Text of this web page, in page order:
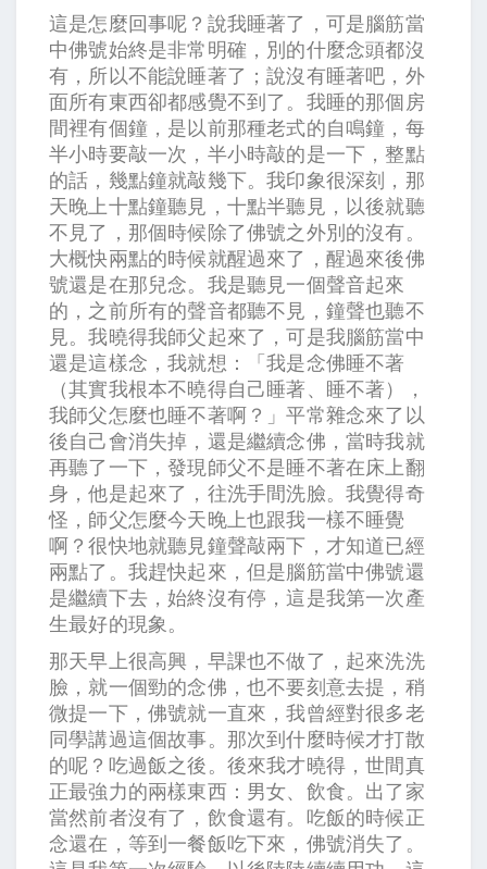
這是怎麼回事呢？說我睡著了，可是腦筋當
中佛號始終是非常明確，別的什麼念頭都沒
有，所以不能說睡著了；說沒有睡著吧，外
面所有東西卻都感覺不到了。我睡的那個房
間裡有個鐘，是以前那種老式的自鳴鐘，每
半小時要敲一次，半小時敲的是一下，整點
的話，幾點鐘就敲幾下。我印象很深刻，那
天晚上十點鐘聽見，十點半聽見，以後就聽
不見了，那個時候除了佛號之外別的沒有。
大概快兩點的時候就醒過來了，醒過來後佛
號還是在那兒念。我是聽見一個聲音起來
的，之前所有的聲音都聽不見，鐘聲也聽不
見。我曉得我師父起來了，可是我腦筋當中
還是這樣念，我就想：「我是念佛睡不著
（其實我根本不曉得自己睡著、睡不著），
我師父怎麼也睡不著啊？」平常雜念來了以
後自己會消失掉，還是繼續念佛，當時我就
再聽了一下，發現師父不是睡不著在床上翻
身，他是起來了，往洗手間洗臉。我覺得奇
怪，師父怎麼今天晚上也跟我一樣不睡覺
啊？很快地就聽見鐘聲敲兩下，才知道已經
兩點了。我趕快起來，但是腦筋當中佛號還
是繼續下去，始終沒有停，這是我第一次產
生最好的現象。
那天早上很高興，早課也不做了，起來洗洗
臉，就一個勁的念佛，也不要刻意去提，稍
微提一下，佛號就一直來，我曾經對很多老
同學講過這個故事。那次到什麼時候才打散
的呢？吃過飯之後。後來我才曉得，世間真
正最強力的兩樣東西：男女、飲食。出了家
當然前者沒有了，飲食還有。吃飯的時候正
念還在，等到一餐飯吃下來，佛號消失了。